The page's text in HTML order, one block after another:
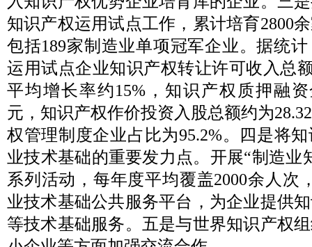
知识产权运用试点工作，累计培育2800
包括189家制造业单项冠军企业。据统
运用试点企业知识产权转让许可收入总
平均增长率约15%，知识产权质押融资
元，知识产权作价投资入股总额约为
权管理制度企业占比为95.2%。四是将
业技术基础的重要发力点。开展“制造业
系列活动，每年度平均覆盖2000余人次
业技术基础公共服务平台，为企业提供
等技术基础服务。五是与世界知识产权